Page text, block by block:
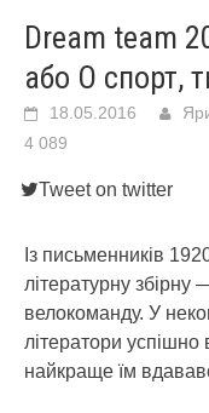
Dream team
або О спорт,
18.05.2016
4 089
Tweet on twitter
Із письменників
літературну
велокоманду. У
літератори успішно
найкраще їм